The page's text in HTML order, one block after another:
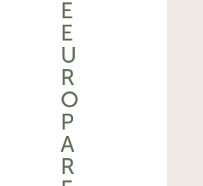
E
E
U
R
O
P
A
R